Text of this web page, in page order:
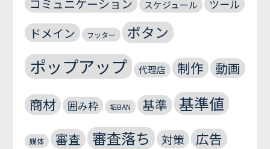
スケジュール ツール
ドメイン フッター ボタン
ポップアップ 代理店 制作 動画
商材 囲み枠 垢BAN 基準 基準値
媒体 審査 審査落ち 対策 広告